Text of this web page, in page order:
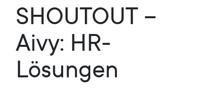
SHOUTOUT –
Aivy: HR-
Lösungen